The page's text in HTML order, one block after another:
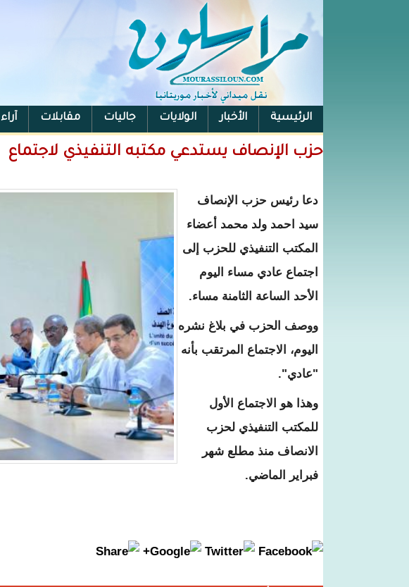
الرئيسية الأخبار الولايات جاليات مقابلات آراء
الفيس بوك
حزب الإنصاف يستدعي مكتبه التنفيذي لاجتماع
دعا رئيس حزب الإنصاف
سيد احمد ولد محمد أعضاء
المكتب التنفيذي للحزب إلى
اجتماع عادي مساء اليوم
الأحد الساعة الثامنة مساء.
ووصف الحزب في بلاغ نشره
اليوم، الاجتماع المرتقب بأنه
"عادي".
وهذا هو الاجتماع الأول
للمكتب التنفيذي لحزب
الانصاف منذ مطلع شهر
فبراير الماضي.